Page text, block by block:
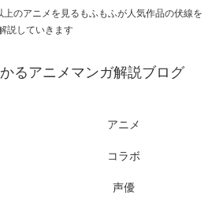
のアニメを見るもふもふが人気作品の伏線を
説していきます
るアニメマンガ解説ブログ
アニメ
コラボ
声優